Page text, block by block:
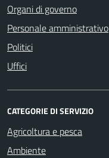
Organi di governo
Personale amministrativo
Politici
Uffici
CATEGORIE DI SERVIZIO
Agricoltura e pesca
Ambiente